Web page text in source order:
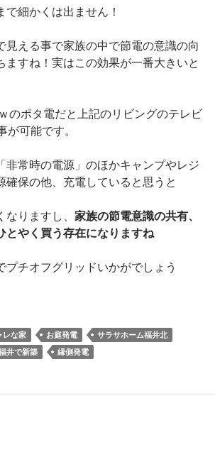
で細かくは出ません！
見える事で家族の中で節電の意識の向
ますね！実はこの効果が一番大きいと
のポタ電だと上記のリビングのテレビ
が可能です。
非常時の電源」のほかキャンプやレジ
確保の他、充電していると思うと
りますし、 家族の節電意識の共有、
とやく買う存在になりますね
プチオフグリッドいかがでしょう
レな家 お庭発電
サラサホーム福井北
井で新築 縁側発電